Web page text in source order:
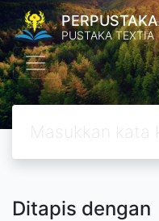
PUSTAKA TEXTIA
Ditapis dengan